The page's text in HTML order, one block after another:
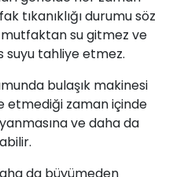
tıkanıklığı durumu söz
su gitmez ve
suyu tahliye etmez.
bulaşık makinesi
etmediği zaman içinde
ve daha da